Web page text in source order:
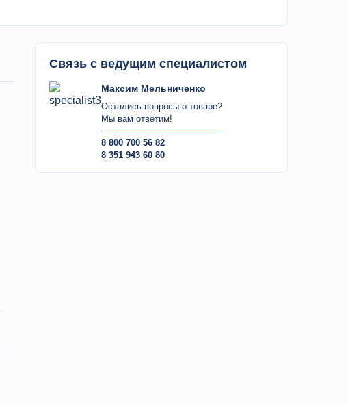
Связь с ведущим специалистом
Максим Мельниченко
Остались вопросы о товаре?
Мы вам ответим!
8 800 700 56 82
8 351 943 60 80